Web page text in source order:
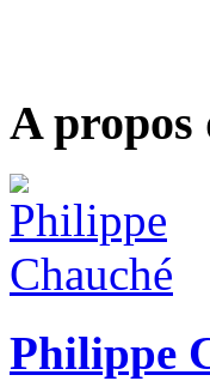
A propos
Philippe